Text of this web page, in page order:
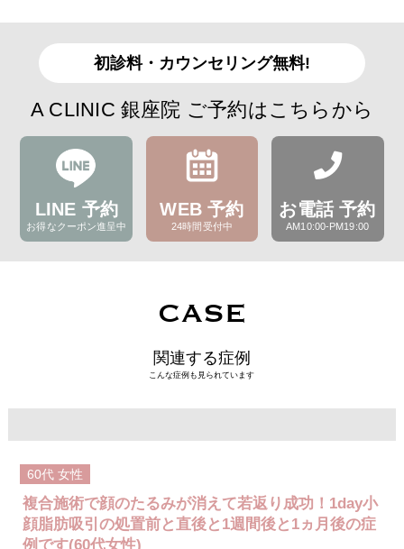
初診料・カウンセリング無料!
A CLINIC 銀座院 ご予約はこちらから
LINE 予約
お得なクーポン進呈中
WEB 予約
24時間受付中
お電話 予約
AM10:00-PM19:00
CASE
関連する症例
こんな症例も見られています
60代 女性
複合施術で顔のたるみが消えて若返り成功！1day小
顔脂肪吸引の処置前と直後と1週間後と1ヵ月後の症
例です(60代女性)